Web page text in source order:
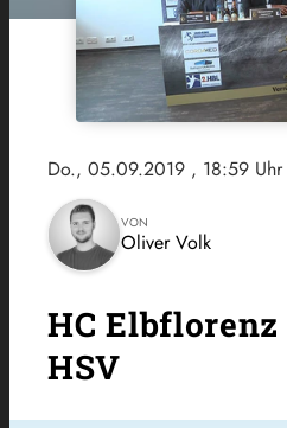
Do., 05.09.2019 , 18:59 Uhr
VON
Oliver Volk
HC
HSV